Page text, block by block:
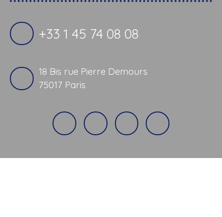
+33 1 45 74 08 08
18 Bis rue Pierre Demours
75017 Paris